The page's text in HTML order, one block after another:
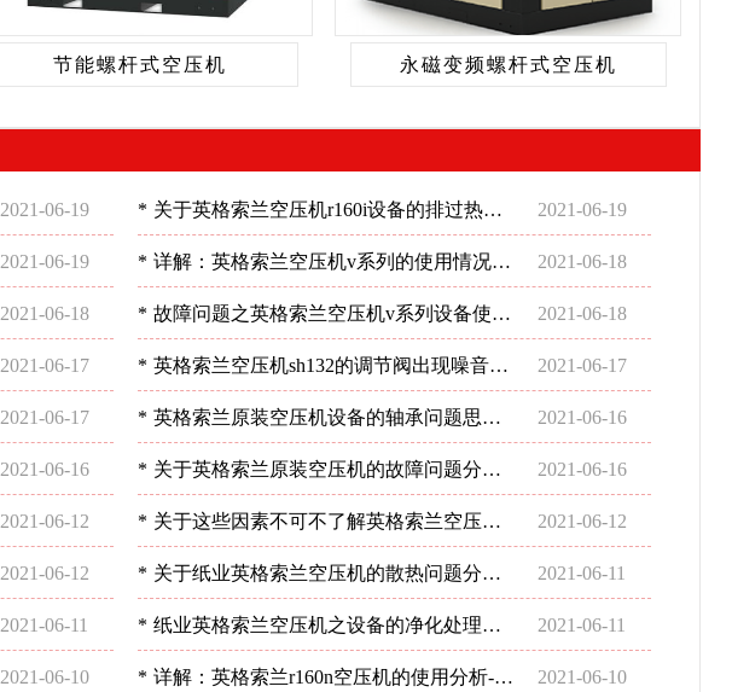
节能螺杆式空压机 永磁变频螺杆式空压机
2021-06-19 * 关于英格索兰空压机r160i设备的排过热现
象如何处理好？-深圳稳超
2021-06-19
2021-06-19 * 详解：英格索兰空压机v系列的使用情况-
深圳稳超
2021-06-18
2021-06-18 * 故障问题之英格索兰空压机v系列设备使用
分析-深圳稳超
2021-06-18
2021-06-17 * 英格索兰空压机sh132的调节阀出现噪音这
样解决-深圳稳超
2021-06-17
2021-06-17 * 英格索兰原装空压机设备的轴承问题思考-
深圳稳超
2021-06-16
2021-06-16 * 关于英格索兰原装空压机的故障问题分析-
深圳稳超
2021-06-16
2021-06-12 * 关于这些因素不可不了解英格索兰空压机
电的详细操作-深圳稳超
2021-06-12
2021-06-12 * 关于纸业英格索兰空压机的散热问题分析-
深圳稳超
2021-06-11
2021-06-11 * 纸业英格索兰空压机之设备的净化处理状
况-深圳稳超
2021-06-11
2021-06-10 * 详解：英格索兰r160n空压机的使用分析-深 2021-06-10